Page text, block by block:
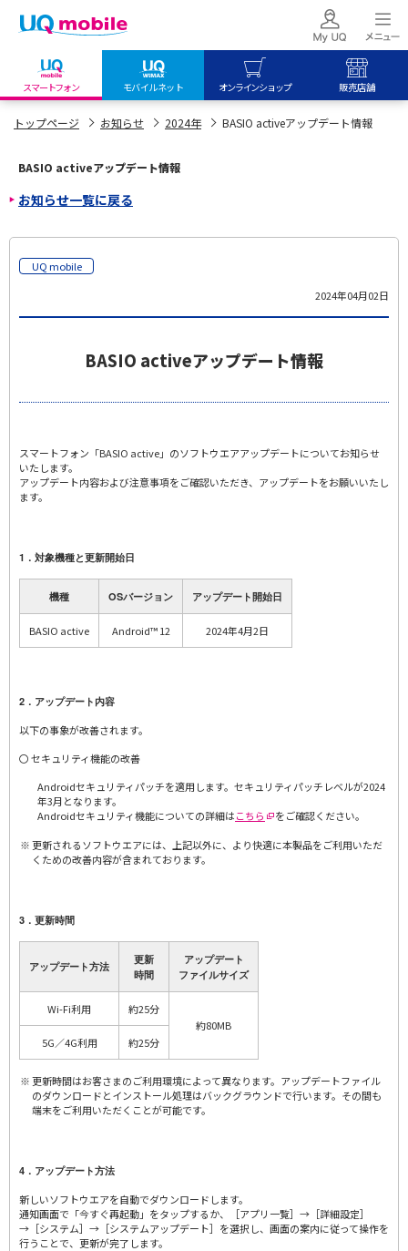
スマートフォン モバイルネット オンラインショップ 販売店舗
my UQ WiMAX
My UQ mobile
UQ mobile ご契約の方
UQ mobile
データチャージサイト
UQ mobile
UQ WiMAX
オンラインショップ
UQ mobile
UQ WiMAX
販売店舗
トップページ お知らせ 2024年 BASIO activeアップデート情報
BASIO activeアップデート情報
お知らせ一覧に戻る
UQ mobile
2024年04月02日
BASIO activeアップデート情報
スマートフォン「BASIO active」のソフトウエアアップデートについてお知らせ
いたします。
アップデート内容および注意事項をご確認いただき、アップデートをお願いいたし
ます。
1．対象機種と更新開始日
機種 OSバージョン アップデート開始日
BASIO active Android™ 12 2024年4月2日
2．アップデート内容
以下の事象が改善されます。
〇 セキュリティ機能の改善
Androidセキュリティパッチを適用します。セキュリティパッチレベルが2024
年3月となります。
Androidセキュリティ機能についての詳細はこちら
をご確認ください。
更新されるソフトウエアには、上記以外に、より快適に本製品をご利用いただ
くための改善内容が含まれております。
3．更新時間
アップデート方法
更新
時間
アップデート
ファイルサイズ
Wi-Fi利用
約25分
約80MB
5G／4G利用
約25分
更新時間はお客さまのご利用環境によって異なります。アップデートファイル
のダウンロードとインストール処理はバックグラウンドで行います。その間も
端末をご利用いただくことが可能です。
4．アップデート方法
新しいソフトウエアを自動でダウンロードします。
通知画面で「今すぐ再起動」をタップするか、［アプリ一覧］→［詳細設定］
→［システム］→［システムアップデート］を選択し、画面の案内に従って操作を
行うことで、更新が完了します。